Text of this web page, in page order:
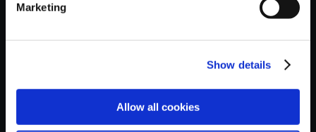
Marketing
Show details
Allow all cookies
トファイター...
トファイター...
トファイター...